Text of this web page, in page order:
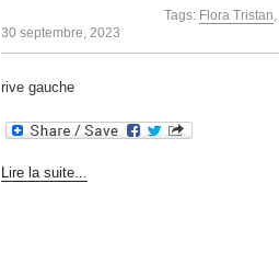
Tags: Flora Tristan
30 septembre, 2023
rive gauche
Lire la suite...